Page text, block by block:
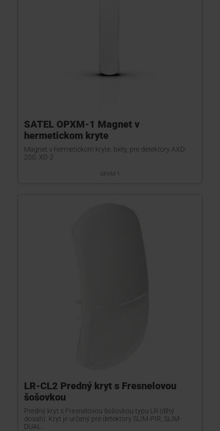
SATEL OPXM-1 Magnet v
hermetickom kryte
Magnet v hermetickom kryte, biely, pre detektory AXD-
200, XD-2
OPXM-1
LR-CL2 Predný kryt s Fresnelovou
šošovkou
Predný kryt s Fresnelovou šošovkou typu LR (dlhý
dosah). Kryt je určený pre detektory SLIM-PIR, SLIM-
DUAL.